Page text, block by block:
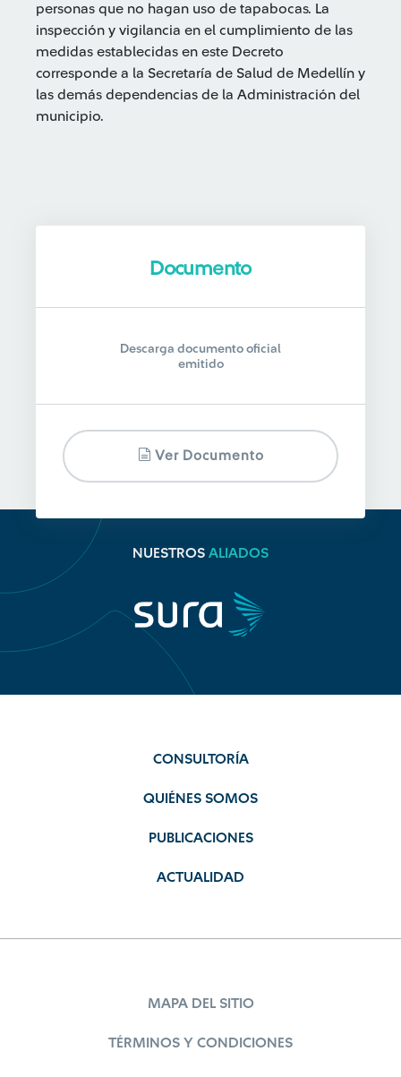
personas que no hagan uso de tapabocas. La
inspección y vigilancia en el cumplimiento de las
medidas establecidas en este Decreto
corresponde a la Secretaría de Salud de Medellín y
las demás dependencias de la Administración del
municipio.
Documento
Descarga documento oficial
emitido
Ver Documento
NUESTROS ALIADOS
CONSULTORÍA
QUIÉNES SOMOS
PUBLICACIONES
ACTUALIDAD
MAPA DEL SITIO
TÉRMINOS Y CONDICIONES